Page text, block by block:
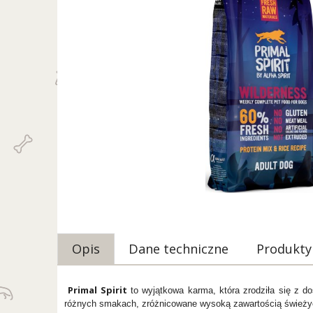
Opis Dane techniczne
Primal Spirit to wyjątkowa karma, która zrodziła się z
różnych smakach, zróżnicowane wysoką zawartością